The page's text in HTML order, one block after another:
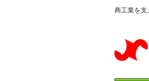
商工業を支